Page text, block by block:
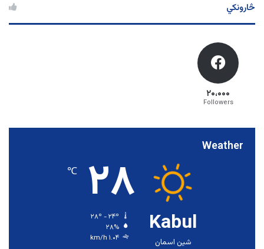
څارونکي
۲۰،۰۰۰
Followers
Weather
Kabul
شین اسمان
۲۸ ℃
۲۸%
۱.۰۴ km/h